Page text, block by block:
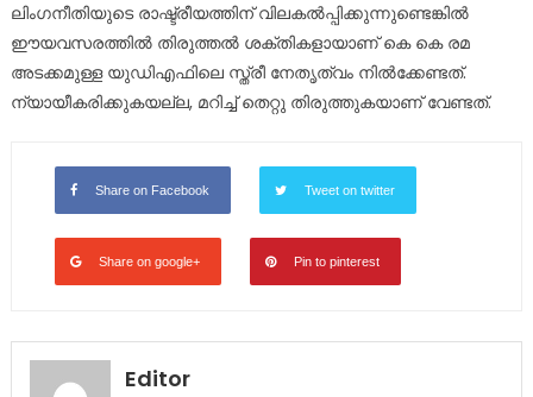
ലിംഗനീതിയുടെ രാഷ്ട്രീയത്തിന് വിലകൽപ്പിക്കുന്നുണ്ടെങ്കിൽ
ഈയവസരത്തിൽ തിരുത്തൽ ശക്തികളായാണ് കെ കെ രമ
അടക്കമുള്ള യുഡിഎഫിലെ സ്ത്രീ നേതൃത്വം നിൽക്കേണ്ടത്.
ന്യായീകരിക്കുകയല്ല, മറിച്ച് തെറ്റു തിരുത്തുകയാണ് വേണ്ടത്.
Share on Facebook Tweet on twitter
Share on google+ Pin to pinterest
Editor